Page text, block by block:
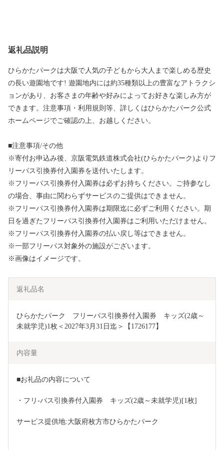
返礼品説明
ひらかたパークは大阪で人気の子どもから大人まで楽しめる歴史
の長い遊園地です! 遊園地内には約35種類以上の豊富なアトラクシ
ョンがあり、お客さまの年齢や好みによってお好きな楽しみ方が
できます。注意事項・利用規則等、詳しくはひらかたパーク公式
ホームページでご確認の上、お越しください。
■注意事項/その他
※寄付お申込み後、京阪電気鉄道株式会社(ひらかたパーク)よりフ
リーパス引換券付入園券を送付いたします。
※フリーパス引換券付入園券は必ずお持ちください。ご持参なし
の場合、事由に関わらずサービスのご提供はできません。
※フリーパス引換券付入園券は期限迄に必ずご利用ください。期
日を過ぎたフリーパス引換券付入園券はご利用いただけません。
※フリーパス引換券付入園券の払い戻し等はできません。
※一部フリーパス対象外の施設がございます。
※画像はイメージです。
返礼品名
ひらかたパーク　フリーパス引換券付入園券　キッズ(2歳～
未就学児)1枚＜2027年3月31日迄＞【1726177】
内容量
■お礼品の内容について
・フリ-パス引換券付入園券　キッズ(2歳～未就学児)[1枚]
サービス提供地:大阪府枚方市ひらかたパーク